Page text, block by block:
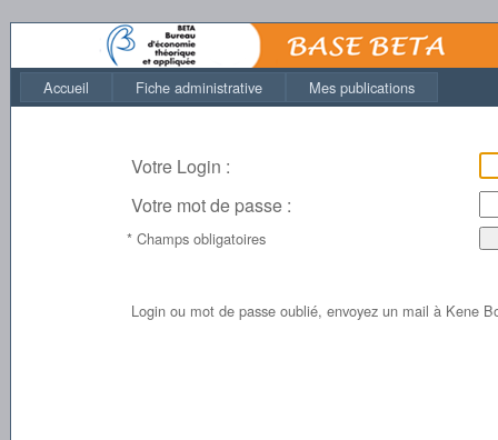
Accueil Fiche administrative Mes publications
Votre Login :
Votre mot de passe :
* Champs obligatoires
Login ou mot de passe oublié, envoyez un mail à Kene